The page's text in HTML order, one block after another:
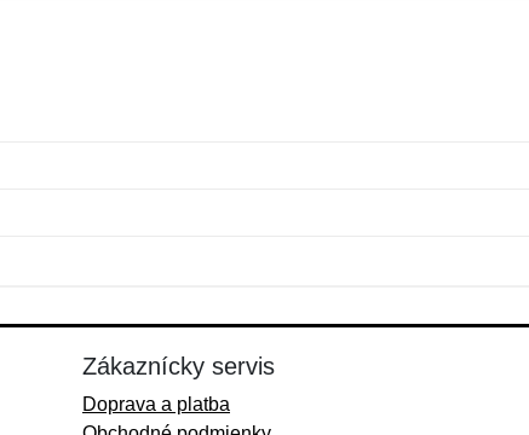
Zákaznícky servis
Doprava a platba